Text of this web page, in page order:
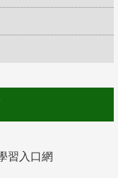
習入口網